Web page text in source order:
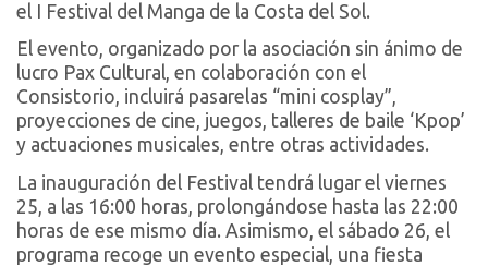
el I Festival del Manga de la Costa del Sol.
El evento, organizado por la asociación sin ánimo de
lucro Pax Cultural, en colaboración con el
Consistorio, incluirá pasarelas “mini cosplay”,
proyecciones de cine, juegos, talleres de baile ‘Kpop’
y actuaciones musicales, entre otras actividades.
La inauguración del Festival tendrá lugar el viernes
25, a las 16:00 horas, prolongándose hasta las 22:00
horas de ese mismo día. Asimismo, el sábado 26, el
programa recoge un evento especial, una fiesta